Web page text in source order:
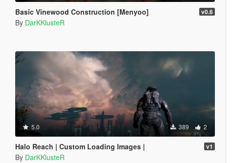
Basic Vinewood Construction [Menyoo] v0.6
By DarKKlusteR
5.0 389 2
Halo Reach | Custom Loading Images | v1
By DarKKlusteR